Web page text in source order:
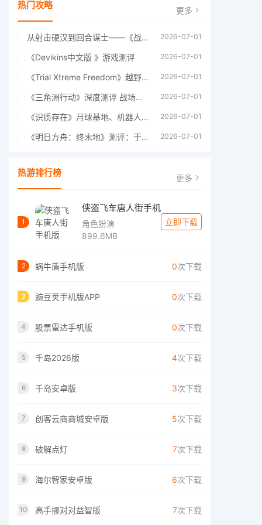
热门攻略 更多
从射击硬汉到回合谋士——《战争机器：战略版》如何演绎另一位猛男的传奇 2026-07-01
《Devikins中文版 》游戏测评 2026-07-01
《Trial Xtreme Freedom》越野摩托车测评总结 2026-07-01
《三角洲行动》深度测评 战场上的野心与裂痕 2026-07-01
《识质存在》月球基地、机器人女孩多年来最佳射击游戏 2026-07-01
《明日方舟：终末地》测评：于荒芜之中，重建文明 2026-07-01
热游排行榜 更多
1
侠盗飞车唐人街手机
角色扮演
899.6MB
立即下载
2 蜗牛盾手机版 0次下载
3 豌豆荚手机版APP 0次下载
4 股票雷达手机版 0次下载
5 千岛2026版 4次下载
6 千岛安卓版 3次下载
7 创客云商商城安卓版 5次下载
8 破解点灯 7次下载
9 海尔智家安卓版 6次下载
10 高手挪对对益智版 7次下载